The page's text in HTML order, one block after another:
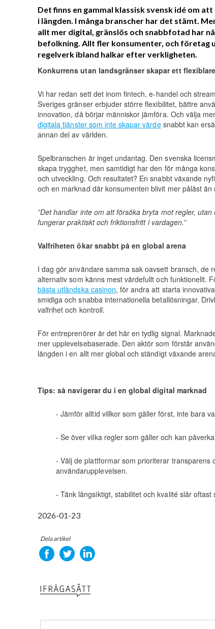
Det finns en gammal klassisk svensk idé om
i längden. I många branscher har det stämt.
allt mer digital, gränslös och snabbfotad har
befolkning. Allt fler konsumenter, och företag
regelverk ibland halkar efter verkligheten.
Konkurrens utan landsgränser skapar ett
Vi har redan sett det inom fintech, e-handel och
Sveriges gränser erbjuder större flexibilitet, bättre
innovation, då börjar människor jämföra. Och välja
digitala tjänster som inte skapar värdesnabbt kan
annan del av världen.
Spelbranschen är inget undantag. Den svenska
skapa trygghet, men samtidigt har den för många
och utveckling. Och resultatet? En snabbt växande
och en marknad där konsumenten blivit mer påläst än
”Det handlar inte om att försöka bryta mot regler,
fungerar praktiskt och friktionsfritt i vardagen.”
Valfriheten ökar snabbt på en global arena
I dag gör användare samma sak oavsett bransch, de
alternativ som känns mest värdefullt och funktionellt.
bästa utländska casinon, för andra att starta
smidiga och snabba internationella betallösningar.
valfrihet och kontroll.
För entreprenörer är det här en tydlig signal.
mer upplevelsebaserade. Den aktör som förstår
längden i en allt mer global och ständigt växande
Tips: så navigerar du i en global digital marknad
- Jämför alltid villkor som gäller först, inte bara
- Se över vilka regler som gäller och kan
- Välj de plattformar som prioriterar transparens
användarupplevelsen.
- Tänk långsiktigt, stabilitet och kvalité slår oftast
2026-01-23
Dela artikel